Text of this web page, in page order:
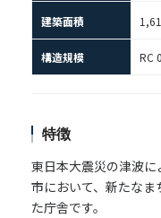
建築面積
構造規模 RC
特徴
東日本大震災の津波
市において、新たな
た庁舎です。